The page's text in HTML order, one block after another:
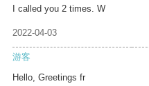
I called you 2 times. W
2022-04-03
游客
Hello, Greetings fr